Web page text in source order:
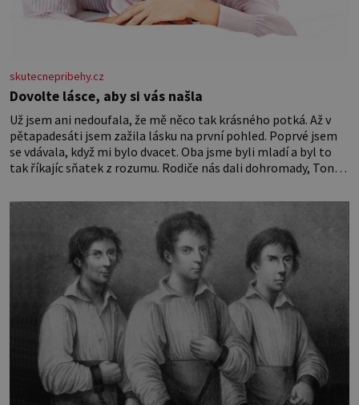
skutecnepribehy.cz
Dovolte lásce, aby si vás našla
Už jsem ani nedoufala, že mě něco tak krásného potká. Až v
pětapadesáti jsem zažila lásku na první pohled. Poprvé jsem
se vdávala, když mi bylo dvacet. Oba jsme byli mladí a byl to
tak říkajíc sňatek z rozumu. Rodiče nás dali dohromady, Toník
nesvědčilo, brzy jsme zjistili, že